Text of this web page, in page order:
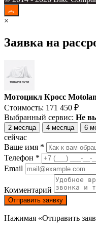
×
Заявка на
Мотоцикл Кросс
Стоимость: 171 450 ₽
Выбранный сервис: Не
2 месяца 4 месяца 6
сейчас
Ваше имя *
Телефон *
Email
Комментарий
Отправить заявку
Нажимая «Отправить